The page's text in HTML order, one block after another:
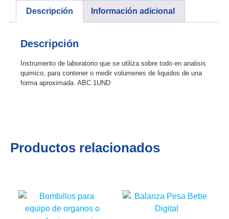
Descripción Información adicional
Descripción
Instrumento de laboratorio que se utiliza sobre todo en analisis
quimico, para contener o medir volumenes de liquidos de una
forma aproximada. ABC 1UND
Productos relacionados